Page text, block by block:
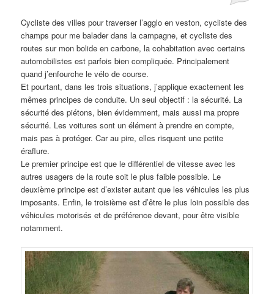
Cycliste des villes pour traverser l’agglo en veston, cycliste des
champs pour me balader dans la campagne, et cycliste des
routes sur mon bolide en carbone, la cohabitation avec certains
automobilistes est parfois bien compliquée. Principalement
quand j’enfourche le vélo de course.
Et pourtant, dans les trois situations, j’applique exactement les
mêmes principes de conduite. Un seul objectif : la sécurité. La
sécurité des piétons, bien évidemment, mais aussi ma propre
sécurité. Les voitures sont un élément à prendre en compte,
mais pas à protéger. Car au pire, elles risquent une petite
éraflure.
Le premier principe est que le différentiel de vitesse avec les
autres usagers de la route soit le plus faible possible. Le
deuxième principe est d’exister autant que les véhicules les plus
imposants. Enfin, le troisième est d’être le plus loin possible des
véhicules motorisés et de préférence devant, pour être visible
notamment.